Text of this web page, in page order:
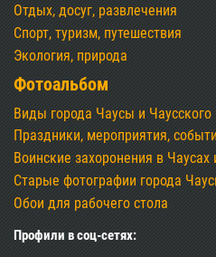
Отдых, досуг, развлечения
Спорт, туризм, путешествия
Экология, природа
Фотоальбом
Виды города Чаусы и Чаусского
Праздники, мероприятия,
Воинские захоронения в
Старые фотографии города
Обои для рабочего стола
Профили в соц-сетях: